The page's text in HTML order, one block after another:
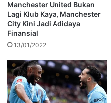
Manchester United Bukan
Lagi Klub Kaya, Manchester
City Kini Jadi Adidaya
Finansial
13/01/2022